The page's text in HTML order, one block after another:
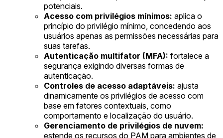
potenciais.
Acesso com privilégios mínimos: aplica o
princípio do privilégio mínimo, concedendo aos
usuários apenas as permissões necessárias para
suas tarefas.
Autenticação multifator (MFA): fortalece a
segurança exigindo diversas formas de
autenticação.
Controles de acesso adaptáveis: ajusta
dinamicamente os privilégios de acesso com
base em fatores contextuais, como
comportamento e localização do usuário.
Gerenciamento de privilégios de nuvem:
estende os recursos do PAM para ambientes de